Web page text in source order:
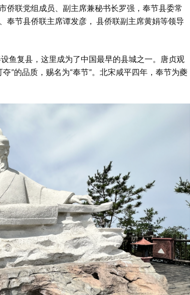
侨联党组成员、副主席兼秘书长罗强，奉节县委常
奉节县侨联主席谭发彦， 县侨联副主席黄娟等领导
鱼复县，这里成为了中国最早的县城之一。唐贞观
”的品质，赐名为“奉节”。北宋咸平四年，奉节为夔